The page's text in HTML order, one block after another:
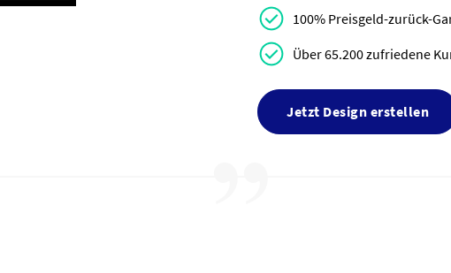
100% Preisgeld-zurück-
Über 65.200 zufriedene
Jetzt Design erstellen